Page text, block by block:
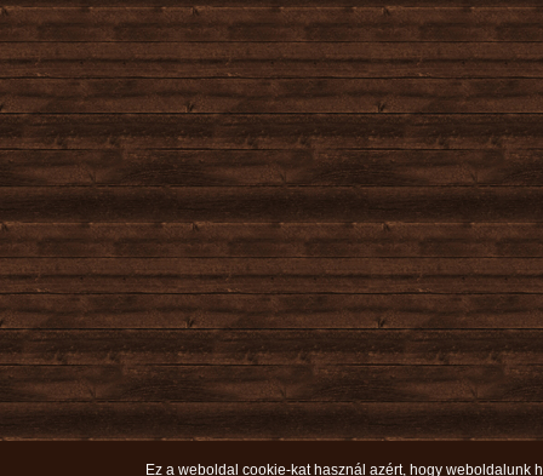
Ez a weboldal cookie-kat használ azért, hogy